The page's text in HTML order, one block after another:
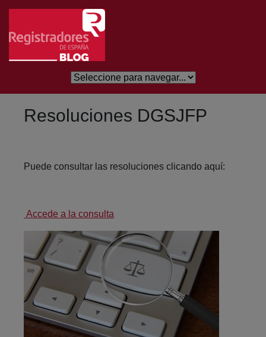
Salta al contingut principal
Resoluciones DGSJFP
Puede consultar las resoluciones clicando aquí:
Accede a la consulta